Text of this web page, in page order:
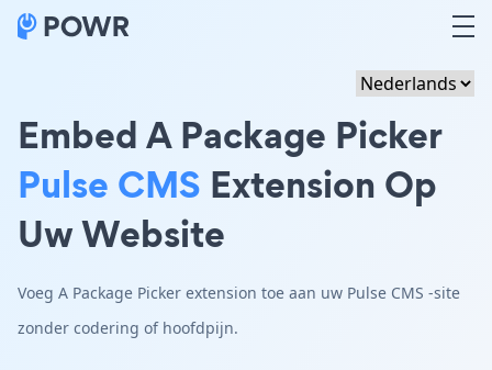
Embed A Package Picker
Pulse CMS Extension Op
Uw Website
Voeg A Package Picker extension toe aan uw Pulse CMS -site
zonder codering of hoofdpijn.